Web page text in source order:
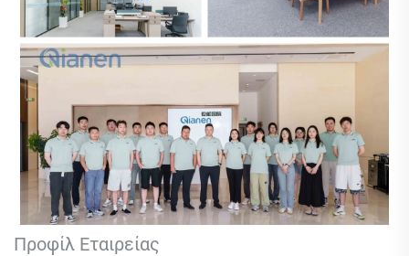
Προφίλ Εταιρείας